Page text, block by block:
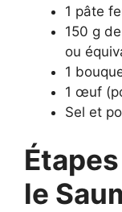
1 pâte
150 g
ou
1
1 œuf
Sel et
le